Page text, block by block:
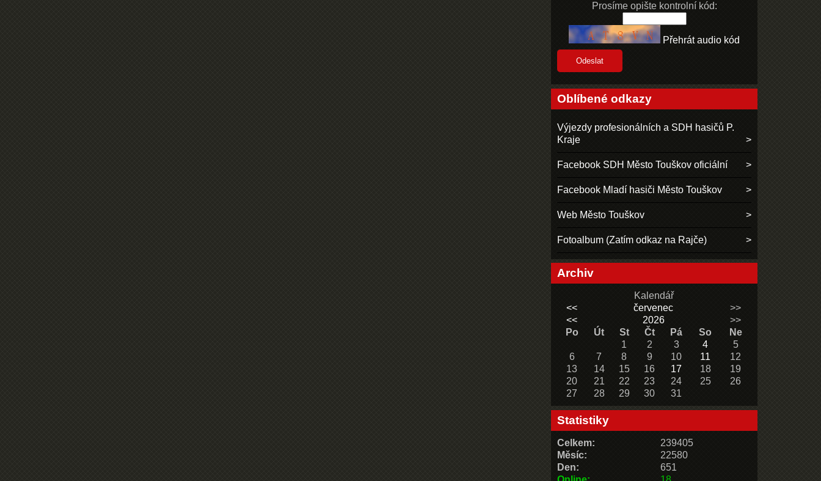
Prosíme opište kontrolní kód:
Přehrát audio kód
Oblíbené odkazy
Výjezdy profesionálních a SDH hasičů P.
Kraje
Facebook SDH Město Touškov oficiální
Facebook Mladí hasiči Město Touškov
Web Město Touškov
Fotoalbum (Zatím odkaz na Rajče)
Archiv
Kalendář
<<
červenec
>>
<<
2026
>>
Po
Út St Čt Pá So
Ne
1
2 3 4
5
6
7 8 9 10 11
12
13
14 15 16 17 18
19
20
21 22 23 24 25
26
27
28 29 30 31
Statistiky
Celkem:
239405
Měsíc:
22580
Den:
651